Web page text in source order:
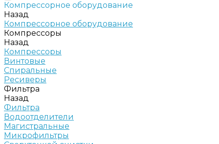
Компрессорное оборудование
Назад
Компрессорное оборудование
Компрессоры
Назад
Компрессоры
Винтовые
Спиральные
Ресиверы
Фильтра
Назад
Фильтра
Водоотделители
Магистральные
Микрофильтры